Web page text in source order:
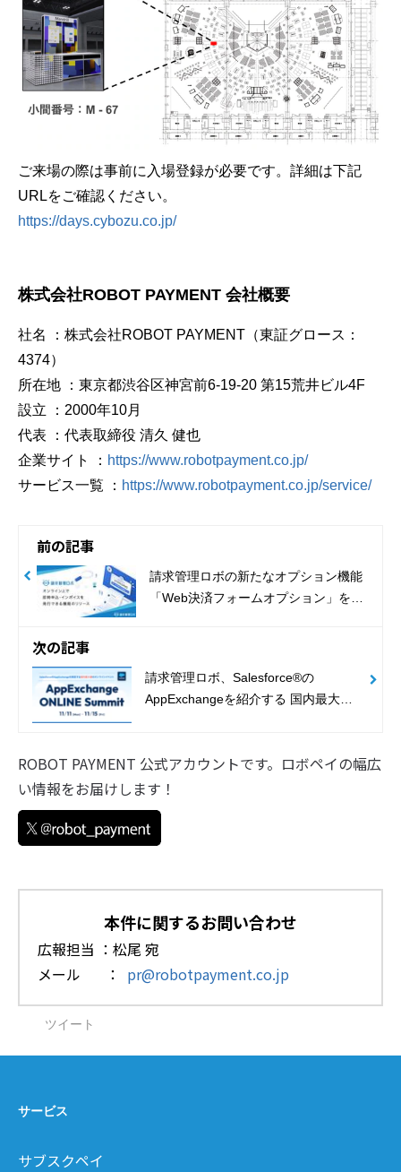
ご来場の際は事前に入場登録が必要です。詳細は下記
URLをご確認ください。
https://days.cybozu.co.jp/
株式会社ROBOT PAYMENT 会社概要
社名 ：株式会社ROBOT PAYMENT（東証グロース：
4374）
所在地 ：東京都渋谷区神宮前6-19-20 第15荒井ビル4F
設立 ：2000年10月
代表 ：代表取締役 清久 健也
企業サイト ： https://www.robotpayment.co.jp/
サービス一覧 ： https://www.robotpayment.co.jp/service/
前の記事
請求管理ロボの新たなオプション機能
「Web決済フォームオプション」をリ
次の記事
請求管理ロボ、Salesforce®の
AppExchangeを紹介する 国内最大級
出展
ROBOT PAYMENT 公式アカウントです。ロボペイの幅広
い情報をお届けします！
本件に関するお問い合わせ
広報担当 ：松尾 宛
メール ： pr@robotpayment.co.jp
ツイート
サービス
サブスクペイ